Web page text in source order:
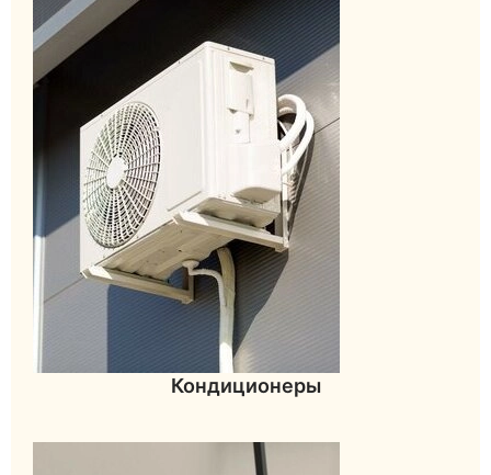
Кондиционеры